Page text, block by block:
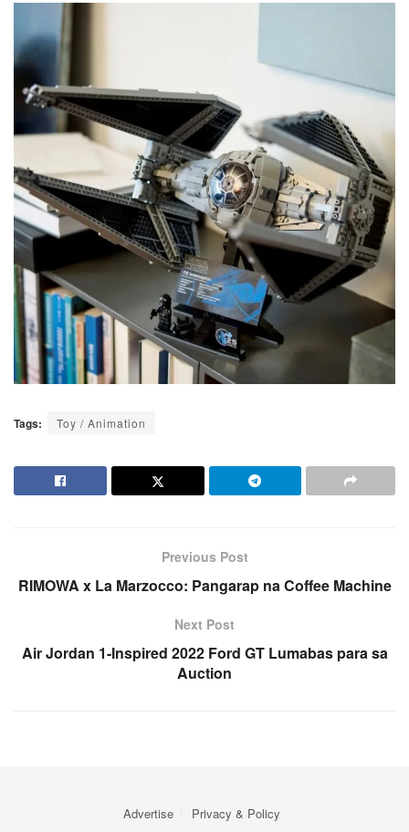
Tags: Toy / Animation
Previous Post
RIMOWA x La Marzocco: Pangarap na Coffee Machine
Next Post
Air Jordan 1-Inspired 2022 Ford GT Lumabas para sa
Auction
Advertise Privacy & Policy